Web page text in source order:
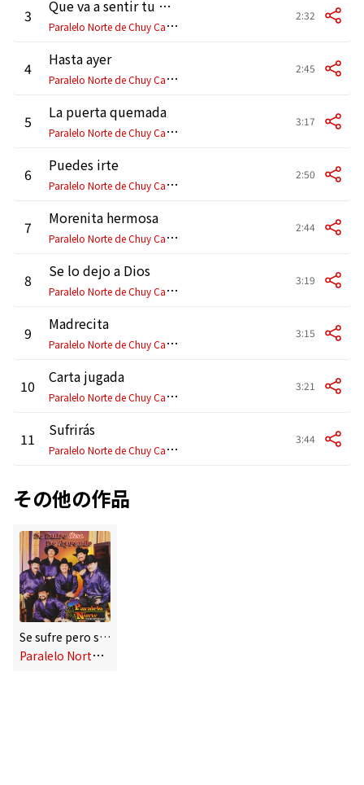
3
Que va a sentir tu marido
P
aralelo Norte de Chuy Casas
2:32
4
Hasta ayer
P
aralelo Norte de Chuy Casas
2:45
5
La puerta quemada
P
aralelo Norte de Chuy Casas
3:17
6
Puedes irte
P
aralelo Norte de Chuy Casas
2:50
7
Morenita hermosa
P
aralelo Norte de Chuy Casas
2:44
8
Se lo dejo a Dios
P
aralelo Norte de Chuy Casas
3:19
9
Madrecita
P
aralelo Norte de Chuy Casas
3:15
10
Carta jugada
P
aralelo Norte de Chuy Casas
3:21
11
Sufrirás
P
aralelo Norte de Chuy Casas
3:44
その他の作品
Se sufre pero se aprende
P
aralelo Norte de Chuy Casas